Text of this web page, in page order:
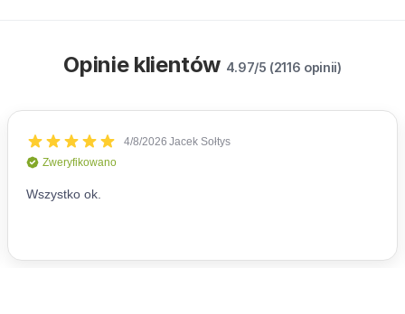
Opinie klientów 4.97/5 (2116 opinii)